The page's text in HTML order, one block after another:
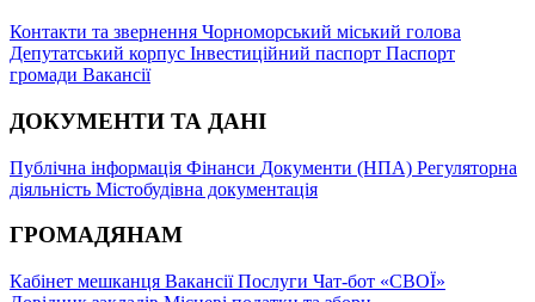
Контакти та звернення Чорноморський міський голова
Депутатський корпус Інвестиційний паспорт Паспорт
громади Вакансії
ДОКУМЕНТИ ТА ДАНІ
Публічна інформація Фінанси Документи (НПА) Регуляторна
діяльність Містобудівна документація
ГРОМАДЯНАМ
Кабінет мешканця ВакансіїПослуги Чат-бот «СВОЇ»